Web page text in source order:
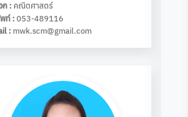
ก : คณิตศาสตร์
ท์ :053-489116
: mwk.scm@gmail.com